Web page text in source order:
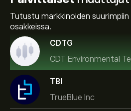
Tutustu markkinoiden
osakkeissa.
CDTG
TBI
TrueBlue Inc